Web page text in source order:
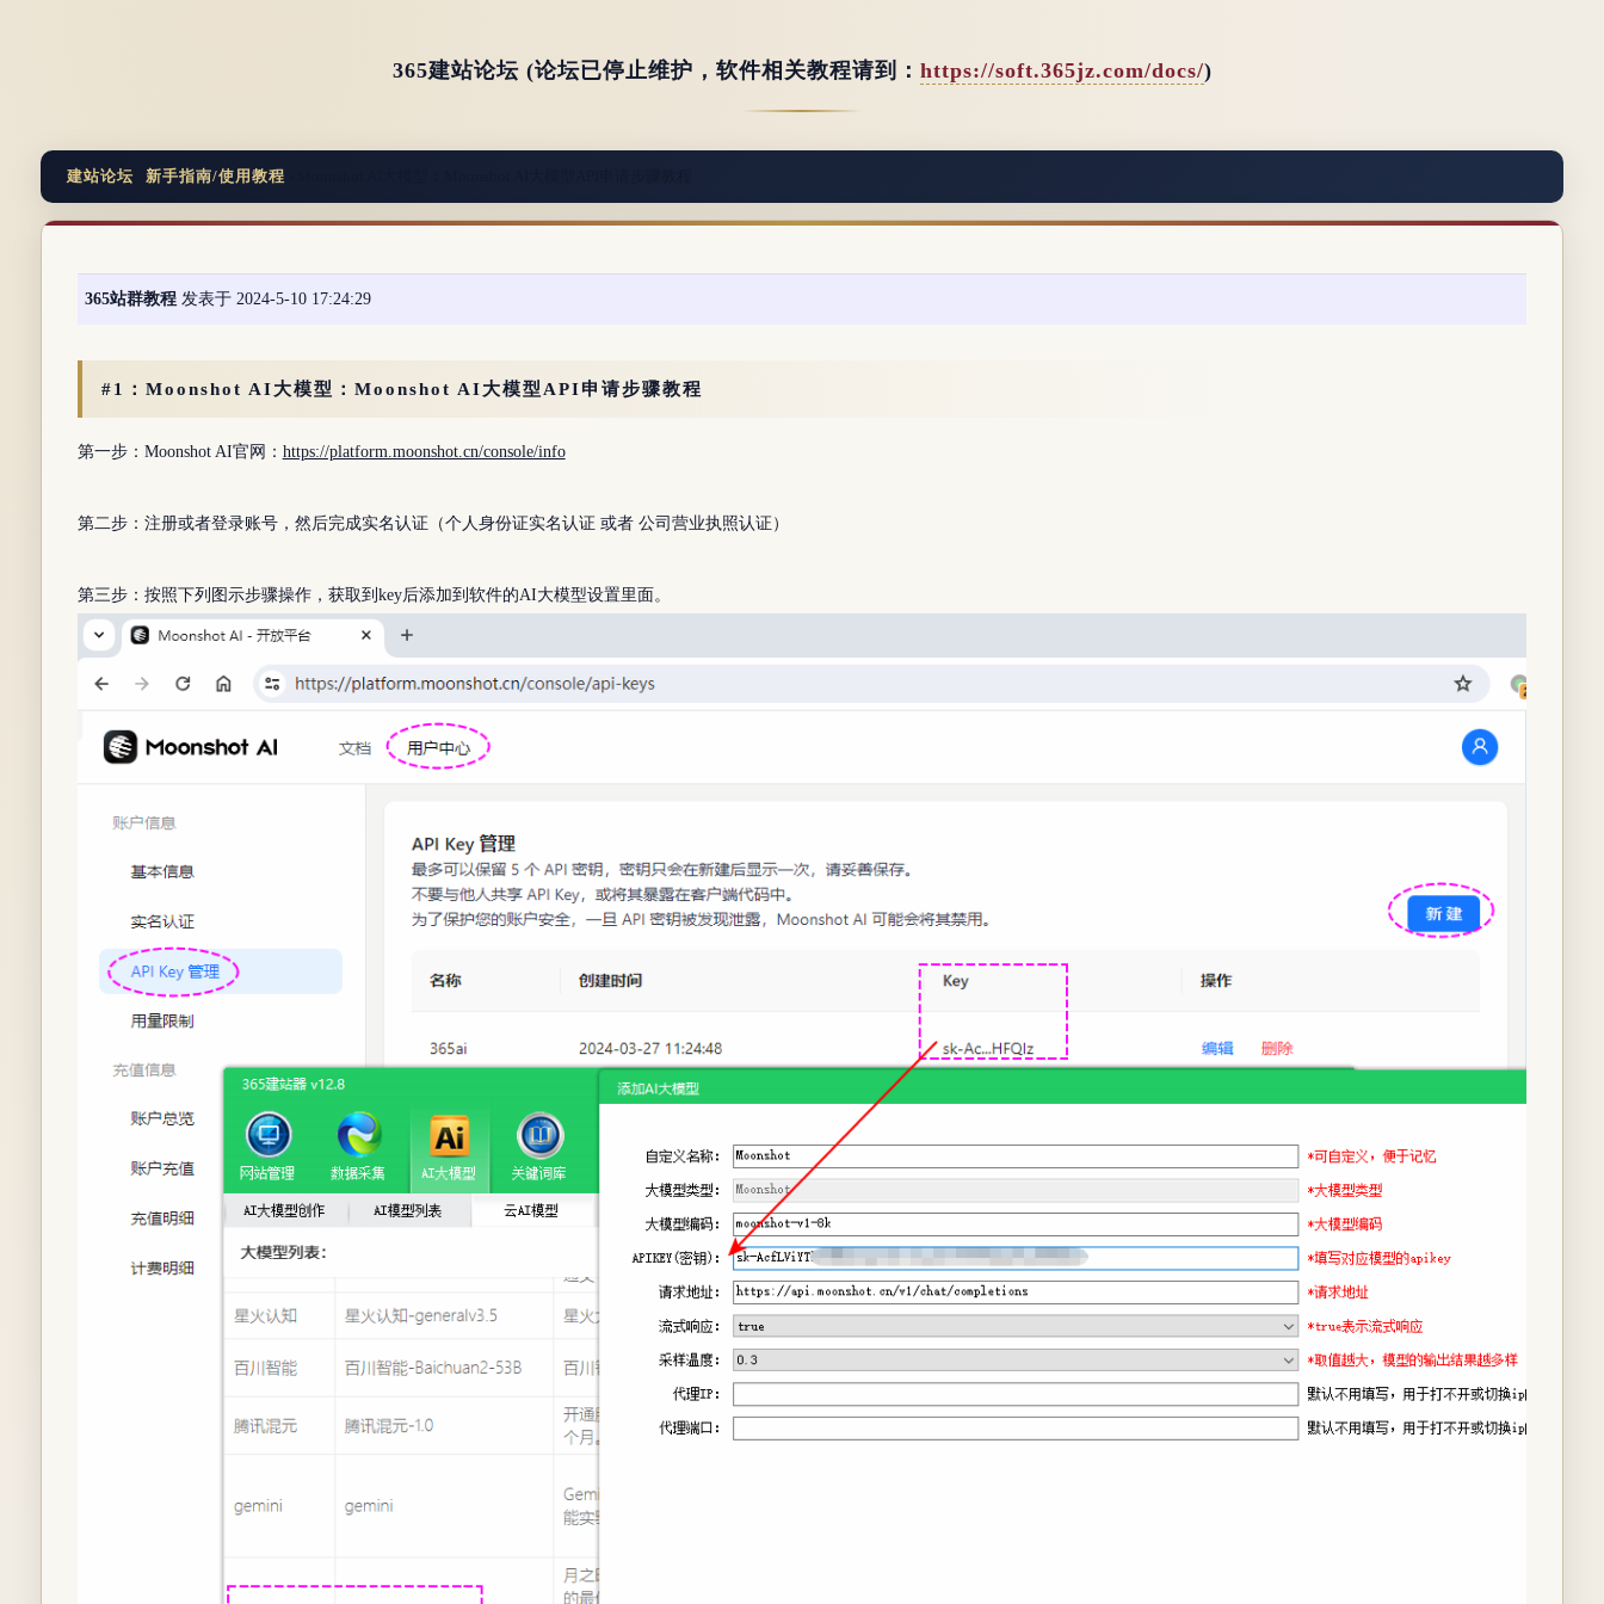
365建站论坛 (论坛已停止维护，软件相关教程请到： https://soft.365jz.com/docs/)
建站论坛 新手指南/使用教程
365站群教程发表于 2024-5-10 17:24:29
#1：Moonshot AI大模型：Moonshot AI大模型API申请步骤教程
第一步：Moonshot AI官网： https://platform.moonshot.cn/console/info
第二步：注册或者登录账号，然后完成实名认证（个人身份证实名认证 或者 公司营业执照认证）
第三步：按照下列图示步骤操作，获取到key后添加到软件的AI大模型设置里面。